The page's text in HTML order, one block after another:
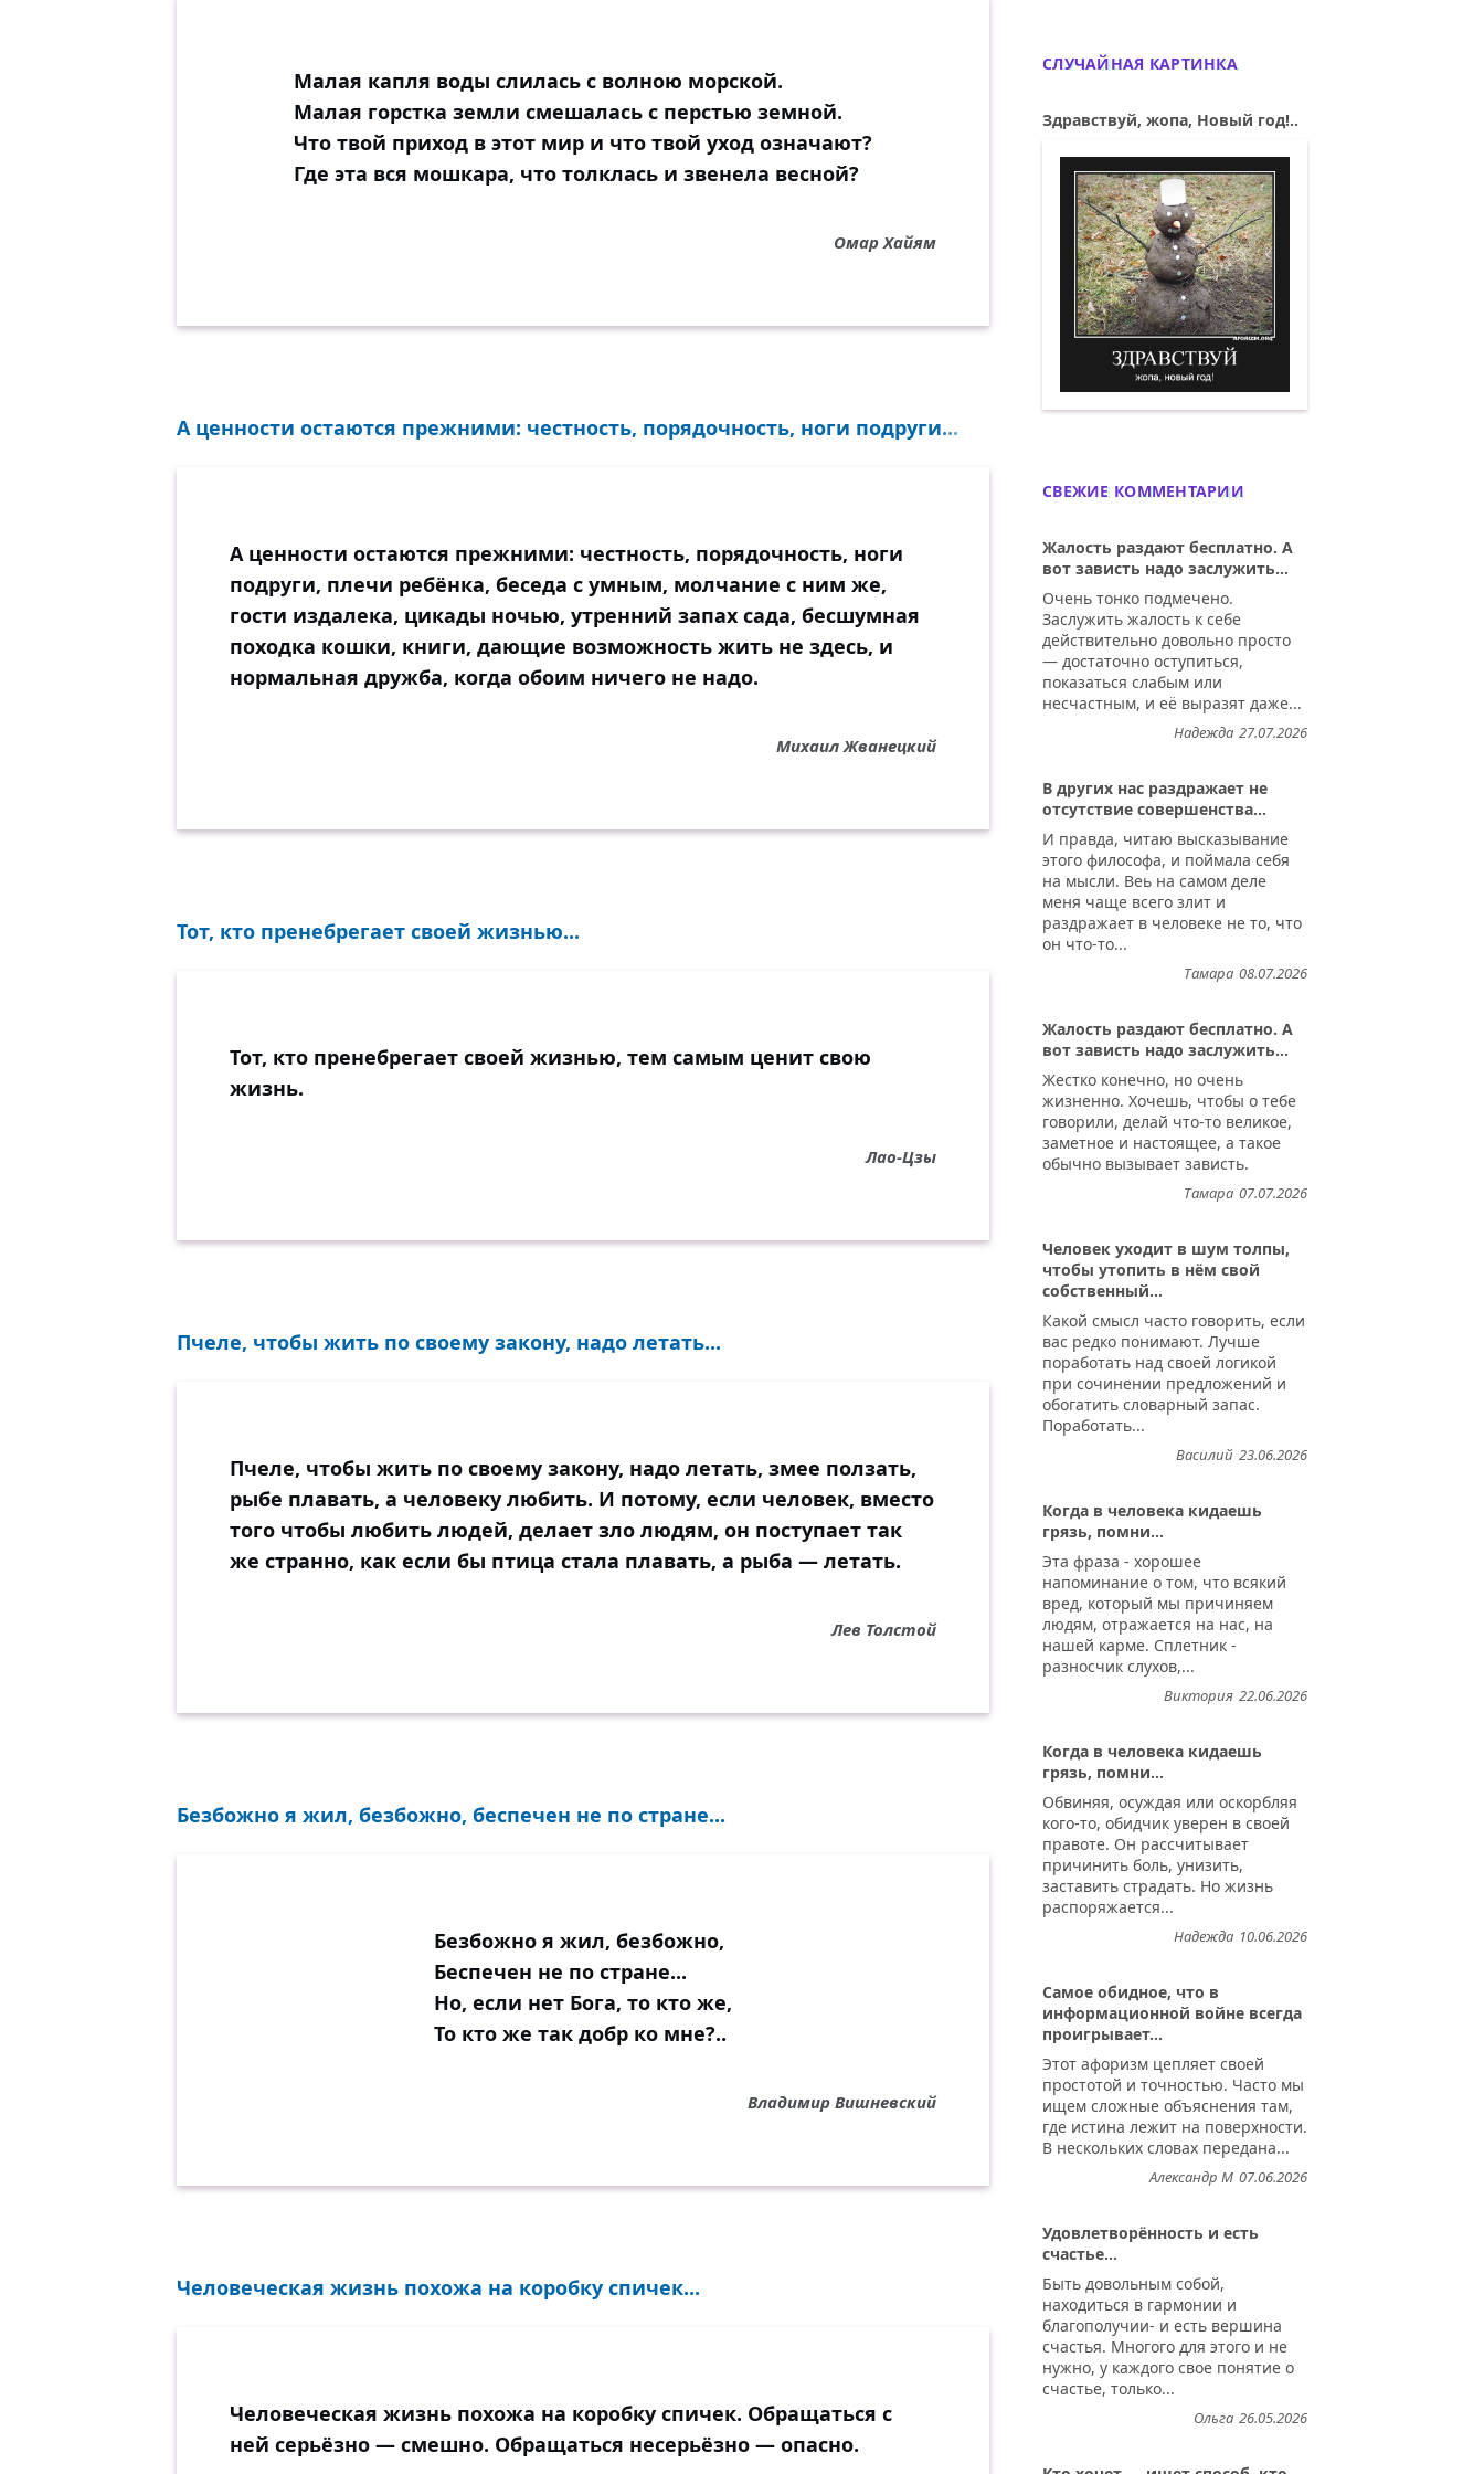
Малая капля воды слилась с волною морской.
Малая горстка земли смешалась с перстью земной.
Что твой приход в этот мир и что твой уход означают?
Где эта вся мошкара, что толклась и звенела весной?
Омар Хайям
А ценности остаются прежними: честность, порядочность, ноги подруги...
А ценности остаются прежними: честность, порядочность, ноги
подруги, плечи ребёнка, беседа с умным, молчание с ним же,
гости издалека, цикады ночью, утренний запах сада, бесшумная
походка кошки, книги, дающие возможность жить не здесь, и
нормальная дружба, когда обоим ничего не надо.
Михаил Жванецкий
Тот, кто пренебрегает своей жизнью...
Тот, кто пренебрегает своей жизнью, тем самым ценит свою
жизнь.
Лао-Цзы
Пчеле, чтобы жить по своему закону, надо летать...
Пчеле, чтобы жить по своему закону, надо летать, змее ползать,
рыбе плавать, а человеку любить. И потому, если человек, вместо
того чтобы любить людей, делает зло людям, он поступает так
же странно, как если бы птица стала плавать, а рыба — летать.
Лев Толстой
Безбожно я жил, безбожно, беспечен не по стране...
Безбожно я жил, безбожно,
Беспечен не по стране...
Но, если нет Бога, то кто же,
То кто же так добр ко мне?..
Владимир Вишневский
Человеческая жизнь похожа на коробку спичек...
Человеческая жизнь похожа на коробку спичек. Обращаться с
ней серьёзно — смешно. Обращаться несерьёзно — опасно.
СЛУЧАЙНАЯ КАРТИНКА
Здравствуй, жопа, Новый год!..
Здравствуй, жопа, Новый год!
СВЕЖИЕ КОММЕНТАРИИ
Жалость раздают бесплатно. А
вот зависть надо заслужить...
Очень тонко подмечено.
Заслужить жалость к себе
действительно довольно просто
— достаточно оступиться,
показаться слабым или
несчастным, и её выразят даже...
27.07.2026
Надежда
В других нас раздражает не
отсутствие совершенства...
И правда, читаю высказывание
этого философа, и поймала себя
на мысли. Веь на самом деле
меня чаще всего злит и
раздражает в человеке не то, что
он что-то...
08.07.2026
Тамара
Жалость раздают бесплатно. А
вот зависть надо заслужить...
Жестко конечно, но очень
жизненно. Хочешь, чтобы о тебе
говорили, делай что-то великое,
заметное и настоящее, а такое
обычно вызывает зависть.
07.07.2026
Тамара
Человек уходит в шум толпы,
чтобы утопить в нём свой
собственный...
Какой смысл часто говорить, если
вас редко понимают. Лучше
поработать над своей логикой
при сочинении предложений и
обогатить словарный запас.
Поработать...
23.06.2026
Василий
Когда в человека кидаешь
грязь, помни...
Эта фраза - хорошее
напоминание о том, что всякий
вред, который мы причиняем
людям, отражается на нас, на
нашей карме. Сплетник -
разносчик слухов,...
22.06.2026
Виктория
Когда в человека кидаешь
грязь, помни...
Обвиняя, осуждая или оскорбляя
кого-то, обидчик уверен в своей
правоте. Он рассчитывает
причинить боль, унизить,
заставить страдать. Но жизнь
распоряжается...
10.06.2026
Надежда
Самое обидное, что в
информационной войне всегда
проигрывает...
Этот афоризм цепляет своей
простотой и точностью. Часто мы
ищем сложные объяснения там,
где истина лежит на поверхности.
В нескольких словах передана...
07.06.2026
Александр М
Удовлетворённость и есть
счастье...
Быть довольным собой,
находиться в гармонии и
благополучии- и есть вершина
счастья. Многого для этого и не
нужно, у каждого свое понятие о
счастье, только...
26.05.2026
Ольга